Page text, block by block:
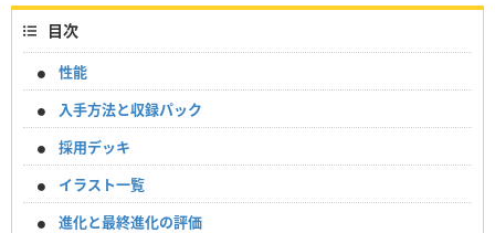
目次
性能
入手方法と収録パック
採用デッキ
イラスト一覧
進化と最終進化の評価